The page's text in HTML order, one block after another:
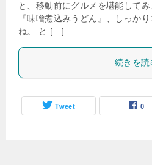
と、移動前にグルメを堪能して
『味噌煮込みうどん』、しっか
ね。 と […]
続きを読
Tweet 0